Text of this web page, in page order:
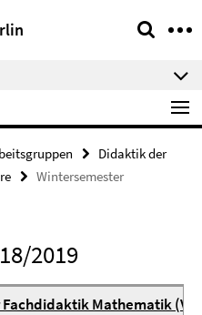
Didaktik der
Wintersemester
2019
Mathematik